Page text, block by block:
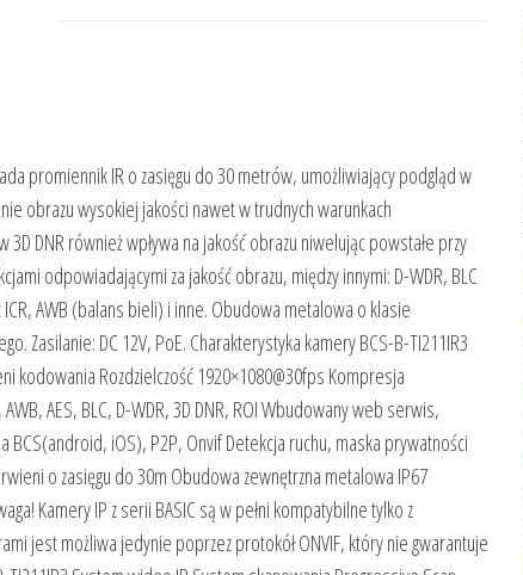
promiennik IR o zasięgu do 30 metrów, umożliwiający podgląd w
obrazu wysokiej jakości nawet w trudnych warunkach
DNR również wpływa na jakość obrazu niwelując powstałe przy
odpowiadającymi za jakość obrazu, między innymi: D-WDR, BLC
AWB (balans bieli) i inne. Obudowa metalowa o klasie
Zasilanie: DC 12V, PoE. Charakterystyka kamery BCS-B-TI211IR3
kodowania Rozdzielczość 1920×1080@30fps Kompresja
AES, BLC, D-WDR, 3D DNR, ROI Wbudowany web serwis,
BCS(android, iOS), P2P, Onvif Detekcja ruchu, maska prywatności
o zasięgu do 30m Obudowa zewnętrzna metalowa IP67
Kamery IP z serii BASIC są w pełni kompatybilne tylko z
jest możliwa jedynie poprzez protokół ONVIF, który nie gwarantuje